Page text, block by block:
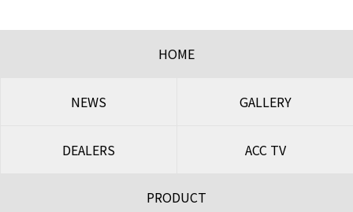
HOME
NEWS GALLERY
DEALERS ACC TV
PRODUCT